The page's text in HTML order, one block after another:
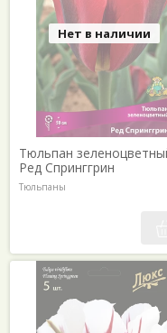
Нет в наличии
Тюльпан
Ред Спринггрин
Тюльпаны